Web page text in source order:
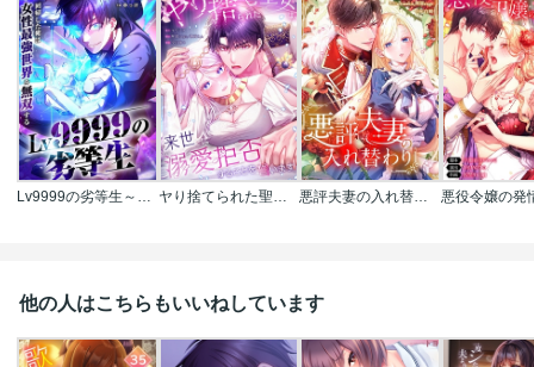
Lv9999の劣等生～回帰した俺は女性最強世界を無双する～【タテヨミ】【フルカラー】 ヤり捨てられた聖女は、来世では溺愛拒否することを誓います【タテヨミ】【フルカラー】 悪評夫妻の入れ替わり【タテヨミ】【フルカラー】
他の人はこちらもいいねしています